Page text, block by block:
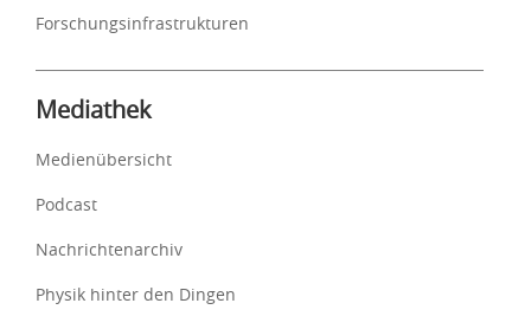
Forschungsinfrastrukturen
Mediathek
Medienübersicht
Podcast
Nachrichtenarchiv
Physik hinter den Dingen